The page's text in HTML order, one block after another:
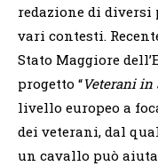
redazione di
vari contesti.
Stato Maggiore
progetto “Veterani in
livello europeo a
dei veterani, dal
un cavallo può